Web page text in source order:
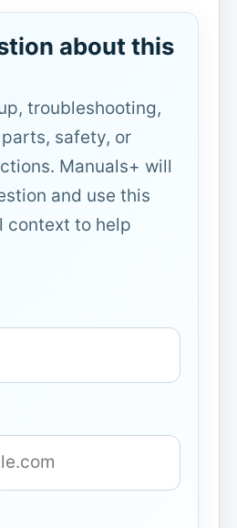
about this
troubleshooting,
safety, or
Manuals+ will
and use this
context to help